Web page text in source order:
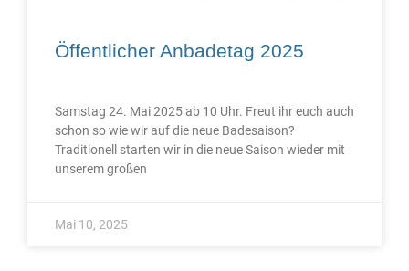
Öffentlicher Anbadetag 2025
Samstag 24. Mai 2025 ab 10 Uhr. Freut ihr euch auch
schon so wie wir auf die neue Badesaison?
Traditionell starten wir in die neue Saison wieder mit
unserem großen
Mai 10, 2025